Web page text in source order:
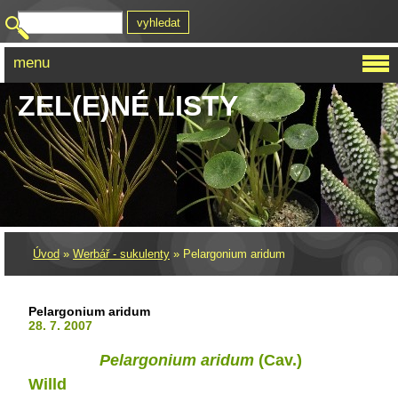
ZEL(E)NÉ LISTY
Úvod » Werbář - sukulenty » Pelargonium aridum
Pelargonium aridum
28. 7. 2007
Pelargonium aridum (Cav.)
Willd
menu